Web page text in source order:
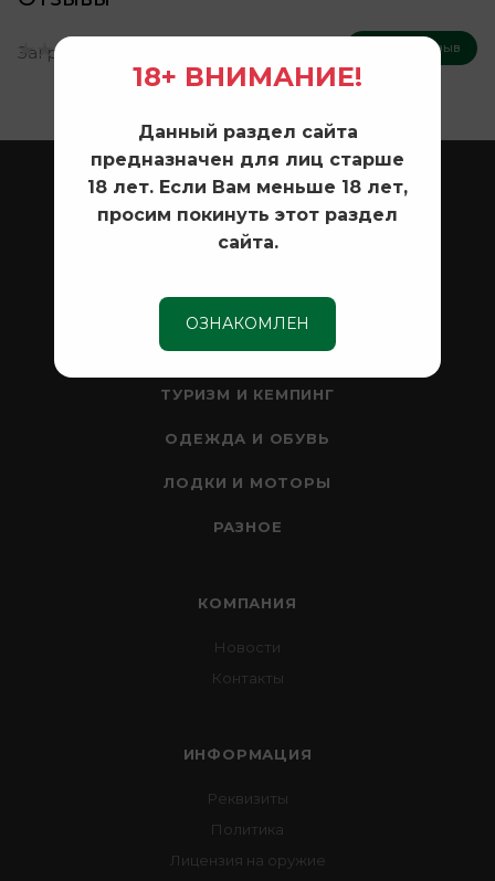
Оставить отзыв
Загрузка отзывов...
ОХОТА
ОПТИКА
РЫБАЛКА
ТУРИЗМ И КЕМПИНГ
ОДЕЖДА И ОБУВЬ
ЛОДКИ И МОТОРЫ
РАЗНОЕ
КОМПАНИЯ
Новости
Контакты
ИНФОРМАЦИЯ
Реквизиты
Политика
Лицензия на оружие
18+ ВНИМАНИЕ!
Данный раздел сайта
предназначен для лиц старше
18 лет. Если Вам меньше 18 лет,
просим покинуть этот раздел
сайта.
ОЗНАКОМЛЕН